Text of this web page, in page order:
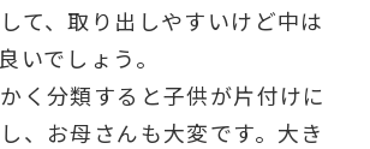
て、取り出しやすいけど中は
いでしょう。
く分類すると子供が片付けに
、お母さんも大変です。大き